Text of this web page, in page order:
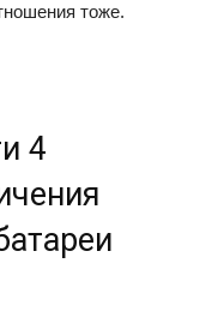
тоже.
4